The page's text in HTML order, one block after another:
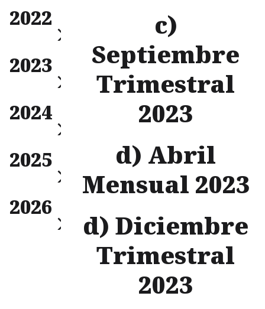
Trimestral
Anual
2022
Trimestral
Anual
2023
Trimestral
Anual
2024
Trimestral
Anual
2025
Trimestral
Anual
2026
c)
Septiembre
Trimestral
2023
d) Abril
Mensual 2023
d) Diciembre
Trimestral
2023